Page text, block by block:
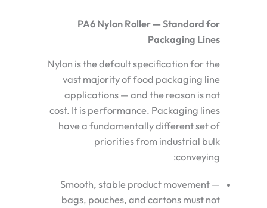
PA6 Nylon Roller — Standard for
Packaging Lines
Nylon is the default specification for the
vast majority of food packaging line
applications — and the reason is not
cost. It is performance. Packaging lines
have a fundamentally different set of
priorities from industrial bulk
conveying:
Smooth, stable product movement —
bags, pouches, and cartons must not